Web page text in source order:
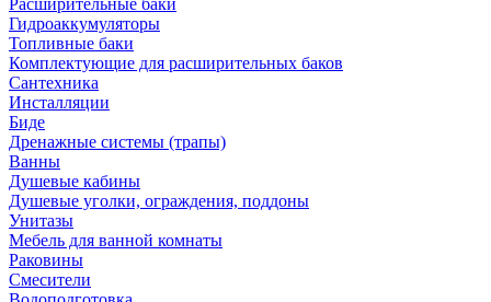
Расширительные баки
Гидроаккумуляторы
Топливные баки
Комплектующие для расширительных баков
Сантехника
Инсталляции
Биде
Дренажные системы (трапы)
Ванны
Душевые кабины
Душевые уголки, ограждения, поддоны
Унитазы
Мебель для ванной комнаты
Раковины
Смесители